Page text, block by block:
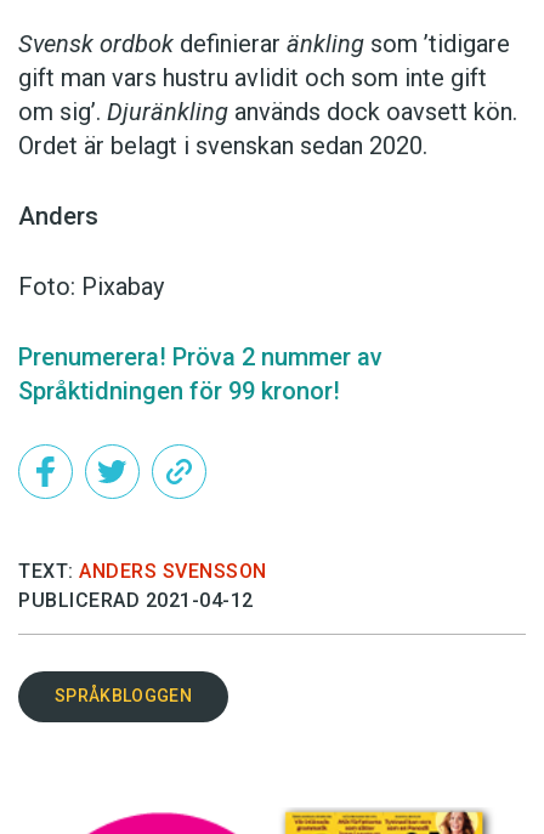
Svensk ordbok definierar änkling som ’tidigare
gift man vars hustru av­lidit och som inte gift
om sig’. Djuränkling används dock oavsett kön.
Ordet är belagt i svenskan sedan 2020.
Anders
Foto: Pixabay
Prenumerera! Pröva 2 nummer av
Språktidningen för 99 kronor!
TEXT: ANDERS SVENSSON
PUBLICERAD 2021-04-12
SPRÅKBLOGGEN